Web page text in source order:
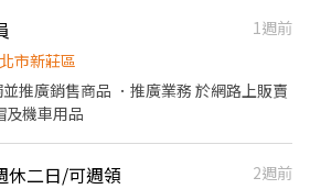
餐飲相關
畫涵蓋全台灣，目標
「以人為
1週前
市新莊區
推廣銷售商品 ．推廣業務 於網路上販賣
及機車用品
休二日/可週領
2週前